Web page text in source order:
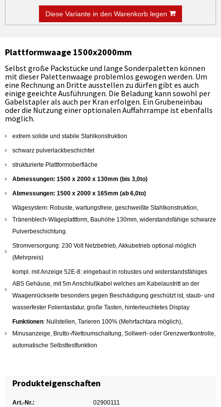
Diese Variante in den Warenkorb legen
Plattformwaage 1500x2000mm
Selbst große Packstücke und lange Sonderpaletten können
mit dieser Palettenwaage problemlos gewogen werden. Um
eine Rechnung an Dritte ausstellen zu dürfen gibt es auch
einige geeichte Ausführungen. Die Beladung kann sowohl per
Gabelstapler als auch per Kran erfolgen. Ein Grubeneinbau
oder die Nutzung einer optionalen Auffahrrampe ist ebenfalls
möglich.
extrem solide und stabile Stahlkonstruktion
schwarz pulverlackbeschichtet
strukturierte Plattformoberfläche
Abmessungen: 1500 x 2000 x 130mm (bis 3,0to)
Abmessungen: 1500 x 2000 x 165mm (ab 6,0to)
Wägesystem: Robuste, wartungsfreie, geschweißte Stahlkonstruktion,
Tränenblech-Wägeplattform, Bauhöhe 130mm, widerstandsfähige schwarze
Pulverbeschichtung.
Stromversorgung: 230 Volt Netzbetrieb, Akkubetrieb optional möglich
(Mehrpreis)
kompl. mit Anzeige 52E-8: eingebaut in robustes und widerstandsfähiges
ABS Gehäuse, mit 5m Anschlußkabel welches am Kabelaustritt an der
Waagenrückseite besonders gegen Beschädigung geschützt ist, staub- und
wasserfester Folientastatur, große Tasten, hinterleuchtetes Display
Funktionen: Nullstellen, Tarieren 100% (Mehrfachtara möglich),
Minusanzeige, Brutto-/Nettoumschaltung, Sollwert- oder Grenzwertkontrolle,
automatische Selbsttestfunktion
Produkteigenschaften
Art.-Nr.:
02900111